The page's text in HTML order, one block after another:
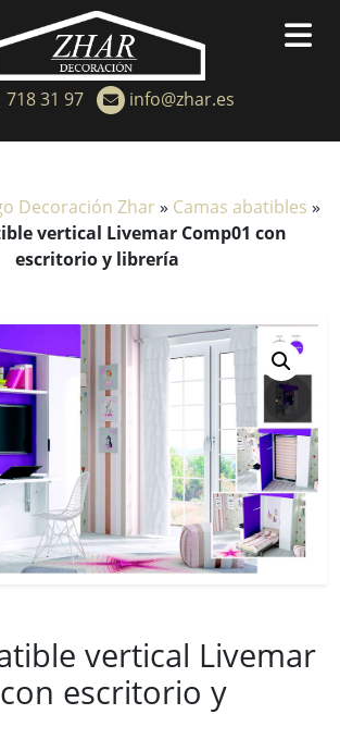
718 31 97 info@zhar.es
Decoración Zhar » Camas abatibles »
vertical Livemar Comp01 con
escritorio y librería
vertical Livemar
escritorio y